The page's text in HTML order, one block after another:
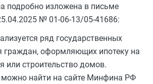
подробно изложена в письме
№ 01-06-13/05-41686:
ряд государственных
граждан, оформляющих ипотеку на
или строительство домов.
найти на сайте Минфина РФ